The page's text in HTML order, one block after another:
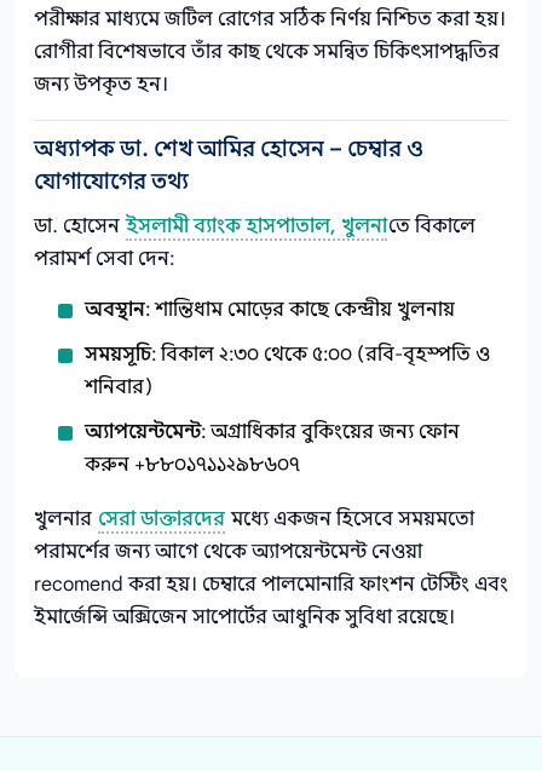
পরীক্ষার মাধ্যমে জটিল রোগের সঠিক নির্ণয় নিশ্চিত করা হয়।
রোগীরা বিশেষভাবে তাঁর কাছ থেকে সমন্বিত চিকিৎসাপদ্ধতির
জন্য উপকৃত হন।
অধ্যাপক ডা. শেখ আমির হোসেন – চেম্বার ও
যোগাযোগের তথ্য
ডা. হোসেন ইসলামী ব্যাংক হাসপাতাল, খুলনাতে বিকালে
পরামর্শ সেবা দেন:
অবস্থান: শান্তিধাম মোড়ের কাছে কেন্দ্রীয় খুলনায়
সময়সূচি: বিকাল ২:৩০ থেকে ৫:০০ (রবি-বৃহস্পতি ও
শনিবার)
অ্যাপয়েন্টমেন্ট: অগ্রাধিকার বুকিংয়ের জন্য ফোন
করুন +৮৮০১৭১১২৯৮৬০৭
খুলনার সেরা ডাক্তারদের মধ্যে একজন হিসেবে সময়মতো
পরামর্শের জন্য আগে থেকে অ্যাপয়েন্টমেন্ট নেওয়া
recomend করা হয়। চেম্বারে পালমোনারি ফাংশন টেস্টিং এবং
ইমার্জেন্সি অক্সিজেন সাপোর্টের আধুনিক সুবিধা রয়েছে।